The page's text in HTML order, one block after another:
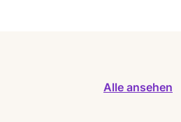
Alle ansehen